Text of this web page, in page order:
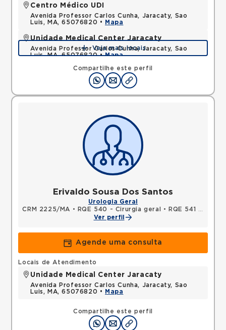
Compartilhe este perfil
Centro Médico UDI
Avenida Professor Carlos Cunha, Jaracaty, Sao
Luis, MA, 65076820 •
Mapa
Unidade Medical Center Jaracaty
Avenida Professor Carlos Cunha, Jaracaty, Sao
Luis, MA, 65076820 •Mapa
Veja mais locais
Erivaldo Sousa Dos Santos
Urologia Geral
CRM 2225/MA • RQE 540 - Cirurgia geral •
RQE 541 - Urologia
Ver perfil
Agende uma consulta
Compartilhe este perfil
Locais de Atendimento
Unidade Medical Center Jaracaty
Avenida Professor Carlos Cunha, Jaracaty, Sao
Luis, MA, 65076820 •
Mapa